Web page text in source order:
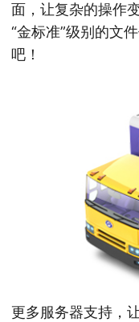
面，让复杂的操作
“金标准”级别的文
吧！
更多服务器支持，